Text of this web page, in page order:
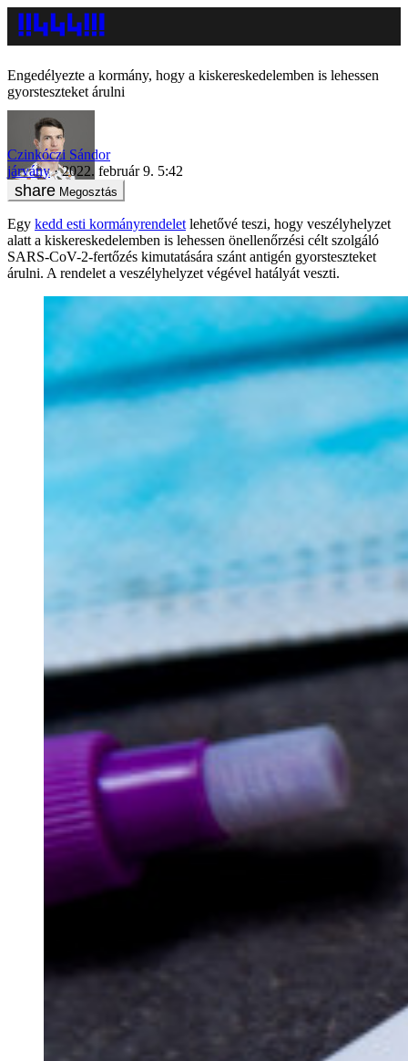
Engedélyezte a kormány, hogy a kiskereskedelemben is lehessen
gyorsteszteket árulni
Czinkóczi Sándor
járvány
2022. február 9. 5:42
Megosztás
Egy kedd esti kormányrendelet lehetővé teszi, hogy veszélyhelyzet
alatt a kiskereskedelemben is lehessen önellenőrzési célt szolgáló
SARS-CoV-2-fertőzés kimutatására szánt antigén gyorsteszteket
árulni. A rendelet a veszélyhelyzet végével hatályát veszti.